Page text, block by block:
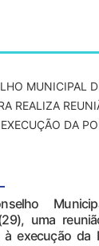
MUNICIPAL
REALIZA
DA
uma
execução da